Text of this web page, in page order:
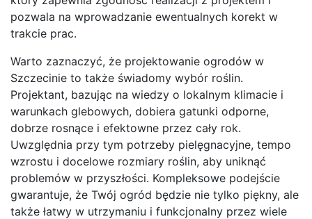
pozwala na wprowadzanie ewentualnych korekt w
trakcie prac.
Warto zaznaczyć, że projektowanie ogrodów w
Szczecinie to także świadomy wybór roślin.
Projektant, bazując na wiedzy o lokalnym klimacie i
warunkach glebowych, dobiera gatunki odporne,
dobrze rosnące i efektowne przez cały rok.
Uwzględnia przy tym potrzeby pielęgnacyjne, tempo
wzrostu i docelowe rozmiary roślin, aby uniknąć
problemów w przyszłości. Kompleksowe podejście
gwarantuje, że Twój ogród będzie nie tylko piękny, ale
także łatwy w utrzymaniu i funkcjonalny przez wiele